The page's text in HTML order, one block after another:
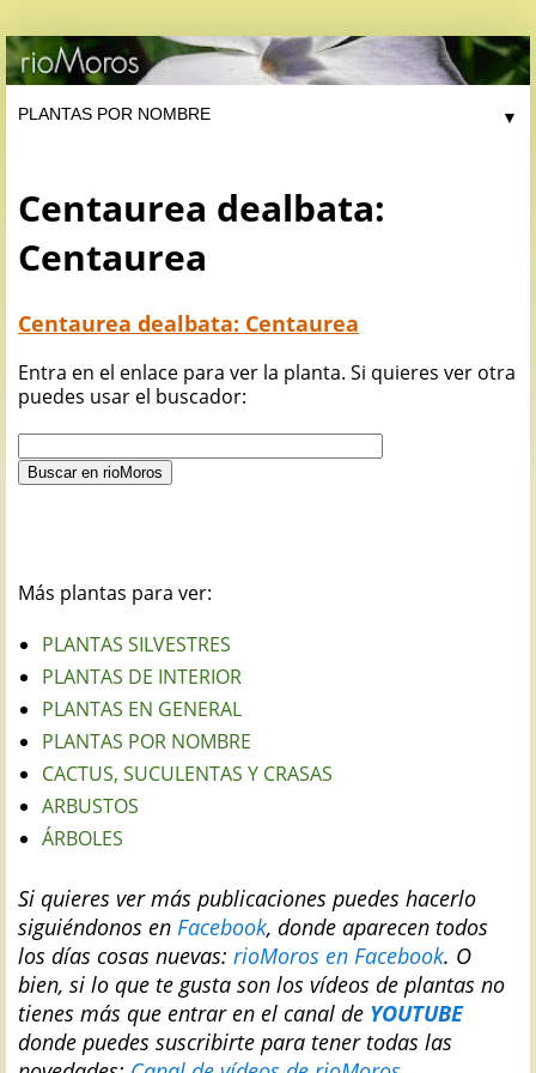
▼
Centaurea dealbata:
Centaurea
Centaurea dealbata: Centaurea
Entra en el enlace para ver la planta. Si quieres ver otra
puedes usar el buscador:
Más plantas para ver:
PLANTAS SILVESTRES
PLANTAS DE INTERIOR
PLANTAS EN GENERAL
PLANTAS POR NOMBRE
CACTUS, SUCULENTAS Y CRASAS
ARBUSTOS
ÁRBOLES
Si quieres ver más publicaciones puedes hacerlo
siguiéndonos en Facebook, donde aparecen todos
los días cosas nuevas: rioMoros en Facebook. O
bien, si lo que te gusta son los vídeos de plantas no
tienes más que entrar en el canal de YOUTUBE
donde puedes suscribirte para tener todas las